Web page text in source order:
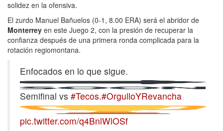
solidez en la ofensiva.
El zurdo Manuel Bañuelos (0-1, 8.00 ERA) será el abridor de
Monterrey en este Juego 2, con la presión de recuperar la
confianza después de una primera ronda complicada para la
rotación regiomontana.
Enfocados en lo que sigue.
Semifinal vs #Tecos.#OrgulloYRevancha
pic.twitter.com/q4BnlWlOSf